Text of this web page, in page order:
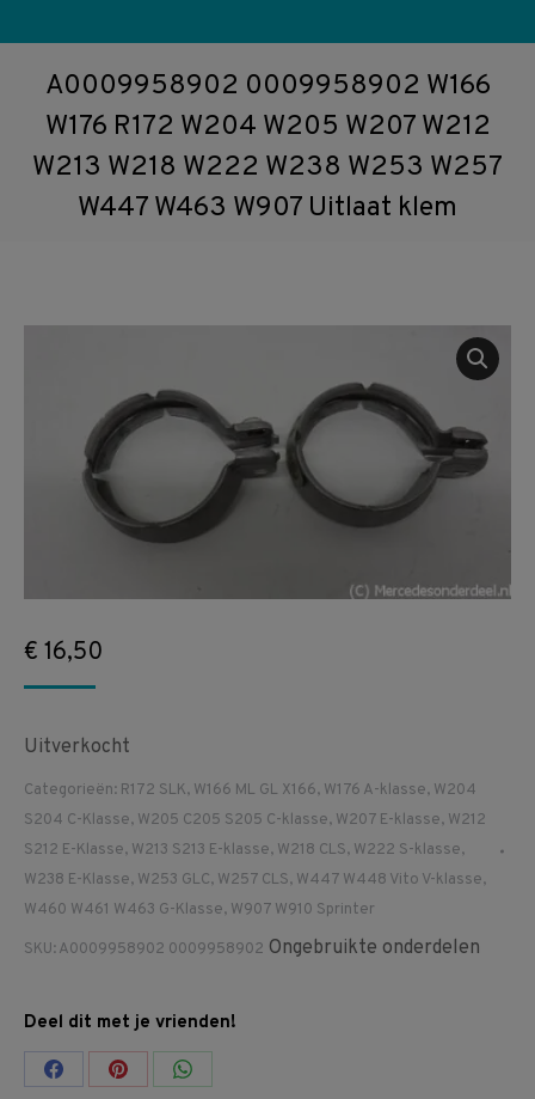
A0009958902 0009958902 W166
W176 R172 W204 W205 W207 W212
W213 W218 W222 W238 W253 W257
W447 W463 W907 Uitlaat klem
€ 16,50
Uitverkocht
Categorieën: R172 SLK, W166 ML GL X166, W176 A-klasse, W204
S204 C-Klasse, W205 C205 S205 C-klasse, W207 E-klasse, W212
S212 E-Klasse, W213 S213 E-klasse, W218 CLS, W222 S-klasse,
W238 E-Klasse, W253 GLC, W257 CLS, W447 W448 Vito V-klasse,
W460 W461 W463 G-Klasse, W907 W910 Sprinter
SKU:A0009958902 0009958902 Ongebruikte onderdelen
Deel dit met je vrienden!
Share Share Share